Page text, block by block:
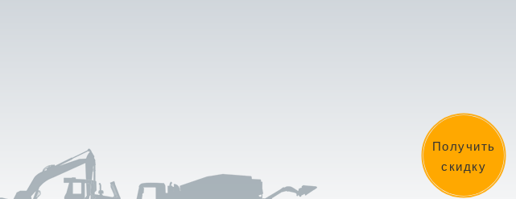
Получить
скидку